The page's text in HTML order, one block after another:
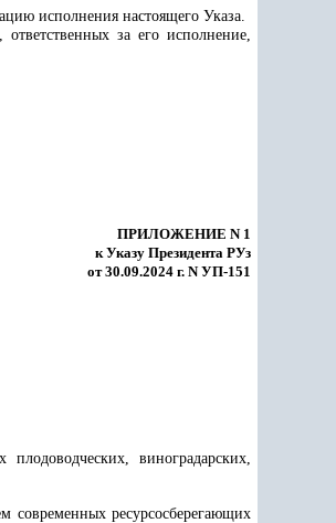
исполнения настоящего Указа.
за его исполнение,
ПРИЛОЖЕНИЕ N 1
к Указу Президента РУз
от 30.09.2024 г. N УП-151
виноградарских,
современных ресурсосберегающих